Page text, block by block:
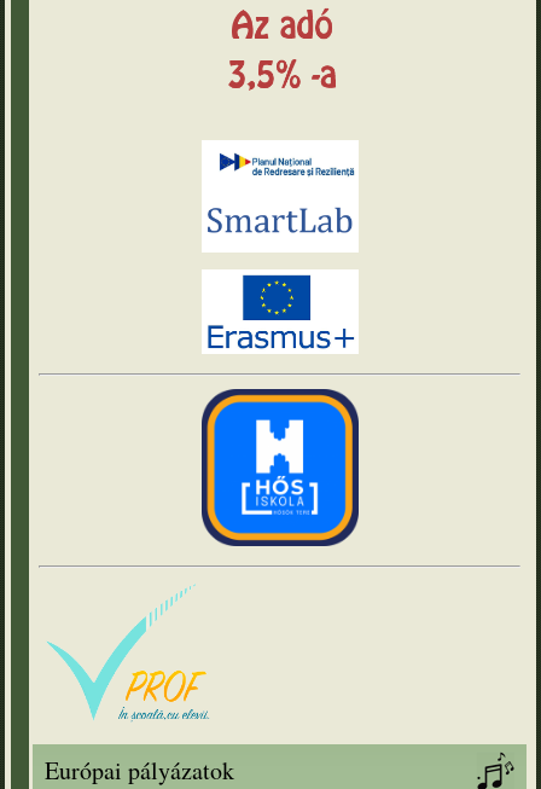
Európai pályázatok